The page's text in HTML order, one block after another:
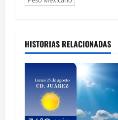
HISTORIAS RELACIONADAS